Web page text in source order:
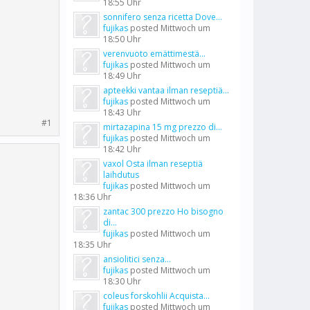
#1
18:55 Uhr
sonnifero senza ricetta Dove...
fujikas posted Mittwoch um
18:50 Uhr
verenvuoto emättimestä...
fujikas posted Mittwoch um
18:49 Uhr
apteekki vantaa ilman reseptiä...
fujikas posted Mittwoch um
18:43 Uhr
mirtazapina 15 mg prezzo di...
fujikas posted Mittwoch um
18:42 Uhr
vaxol Osta ilman reseptiä
laihdutus
fujikas posted Mittwoch um
18:36 Uhr
zantac 300 prezzo Ho bisogno
di...
fujikas posted Mittwoch um
18:35 Uhr
ansiolitici senza...
fujikas posted Mittwoch um
18:30 Uhr
coleus forskohlii Acquista...
fujikas posted Mittwoch um